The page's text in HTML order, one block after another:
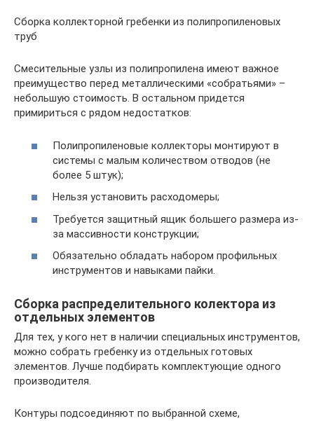
Сборка коллекторной гребенки из полипропиленовых
труб
Смесительные узлы из полипропилена имеют важное
преимущество перед металлическими «собратьями» –
небольшую стоимость. В остальном придется
примириться с рядом недостатков:
Полипропиленовые коллекторы монтируют в
системы с малым количеством отводов (не
более 5 штук);
Нельзя установить расходомеры;
Требуется защитный ящик большего размера из-
за массивности конструкции;
Обязательно обладать набором профильных
инструментов и навыками пайки.
Сборка распределительного колектора из
отдельных элементов
Для тех, у кого нет в наличии специальных инструментов,
можно собрать гребенку из отдельных готовых
элементов. Лучше подбирать комплектующие одного
производителя.
Контуры подсоединяют по выбранной схеме,